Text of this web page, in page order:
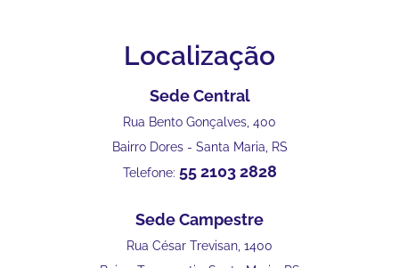
Localização
Sede Central
Rua Bento Gonçalves, 400
Bairro Dores - Santa Maria, RS
Telefone: 55 2103 2828
Sede Campestre
Rua César Trevisan, 1400